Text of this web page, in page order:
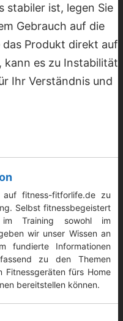
stabiler ist, legen Sie
Gebrauch auf die
das Produkt direkt auf
kann es zu Instabilität
Ihr Verständnis und
auf fitness-fitforlife.de zu
Selbst fitnessbegeistert
Training sowohl im
wir unser Wissen an
fundierte Informationen
zu den Themen
fürs Home
bereitstellen können.